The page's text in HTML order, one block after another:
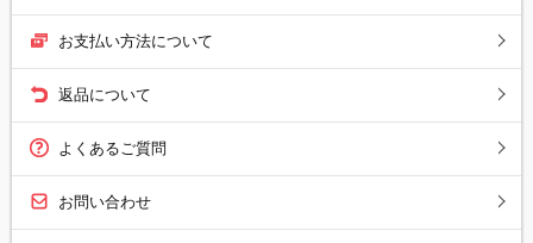
お支払い方法について
返品について
よくあるご質問
お問い合わせ